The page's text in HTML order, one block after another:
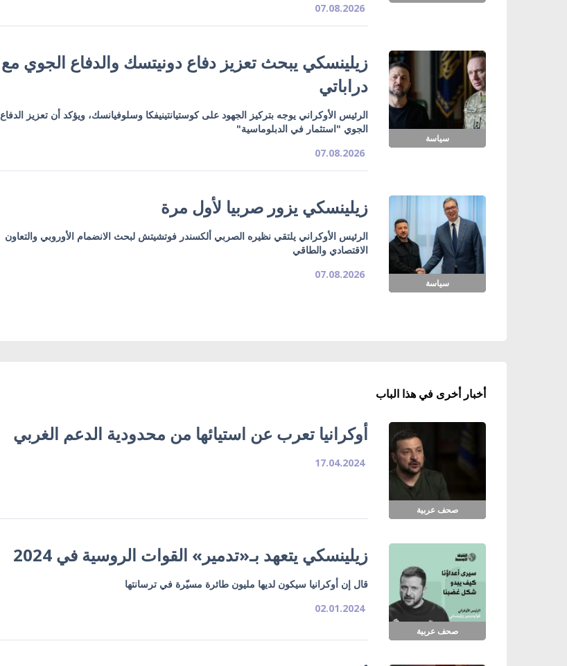
07.08.2026
سياسة
زيلينسكي يبحث تعزيز دفاع دونيتسك والدفاع الجوي مع
دراباتي
الرئيس الأوكراني يوجه بتركيز الجهود على كوستيانتينيفكا وسلوفيانسك، ويؤكد أن تعزيز الدفاع
الجوي "استثمار في الدبلوماسية"
07.08.2026
سياسة
زيلينسكي يزور صربيا لأول مرة
الرئيس الأوكراني يلتقي نظيره الصربي ألكسندر فوتشيتش لبحث الانضمام الأوروبي والتعاون
الاقتصادي والطاقي
07.08.2026
أخبار أخرى في هذا الباب
صحف عربية
أوكرانيا تعرب عن استيائها من محدودية الدعم الغربي
17.04.2024
صحف عربية
زيلينسكي يتعهد بـ«تدمير» القوات الروسية في 2024
قال إن أوكرانيا سيكون لديها مليون طائرة مسيّرة في ترسانتها
02.01.2024